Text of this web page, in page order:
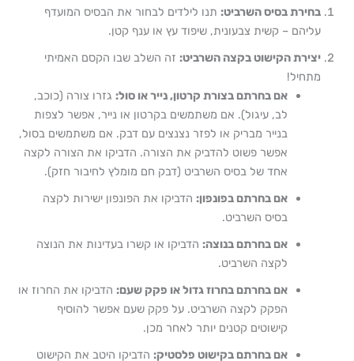
בחירת בסיס השרביט: תנו לילדים לבחור את הבסיס המועדף
עליהם – קשית צבעונית, שיפוד עץ או ענף קטן.
יצירת הקישוט בקצה השרביט: זה השלב שבו הקסם האמיתי
מתחיל!
אם בחרתם בצורת קרטון, נייר או סול: גזרו צורה (כוכב,
לב, עיגול). אם משתמשים בקרטון או נייר, אפשר לצפות
בנייר מבריק או לפזר נצנצים עם דבק. אם משתמשים בסול,
אפשר פשוט להדביק את הצורה. הדביקו את הצורה לקצה
אחד של בסיס השרביט (דבק חם מומלץ לחיבור חזק).
אם בחרתם בפונפון: הדביקו את הפונפון ישירות לקצה
בסיס השרביט.
אם בחרתם בנוצה: הדביקו או קשרו בעדינות את הנוצה
לקצה השרביט.
אם בחרתם בחרוז גדול או פקק שעם: הדביקו את החרוז או
הפקק לקצה השרביט. על פקק שעם אפשר להוסיף
קישוטים קטנים יותר לאחר מכן.
אם בחרתם בקישוט פלסטיק: הדביקו היטב את הקישוט